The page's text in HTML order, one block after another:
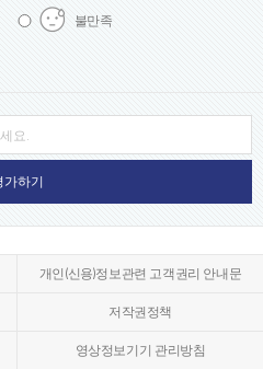
불만족
개인(신용)정보관련 고객권리 안내문
저작권정책
영상정보기기 관리방침